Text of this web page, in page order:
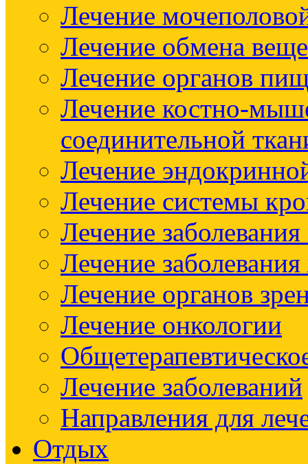
Лечение
Лечение обмена
Лечение органов
Лечение костно-
соединительной
Лечение
Лечение системы
Лечение
Лечение
Лечение органов
Лечение онкологии
Лечение заболеваний
Направления для
Отдых